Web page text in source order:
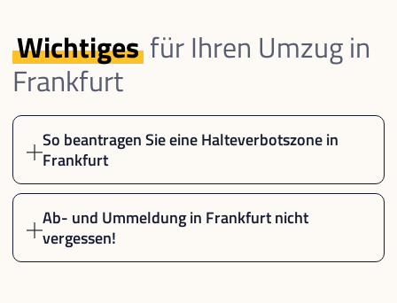
Wichtiges für Ihren Umzug in
Frankfurt
So beantragen Sie eine Halteverbotszone in
Frankfurt
Ab- und Ummeldung in Frankfurt nicht
vergessen!